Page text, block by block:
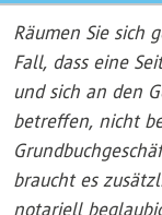
Räumen Sie sich
Fall, dass eine
und sich an den
betreffen, nicht
braucht es
notariell